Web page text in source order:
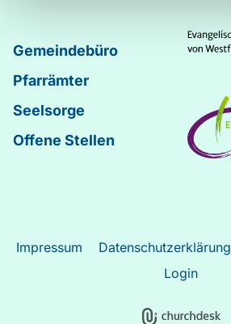
Gemeindebüro
Pfarrämter
Seelsorge
Offene Stellen
Impressum Datenschutzerklärung
Login